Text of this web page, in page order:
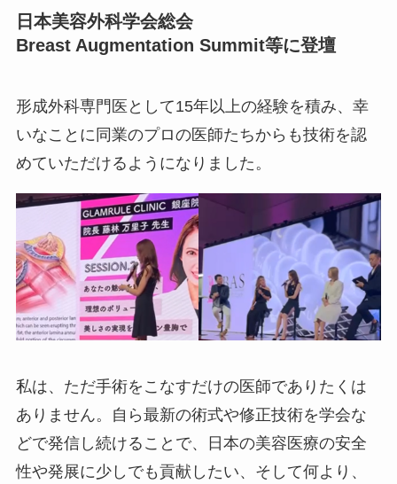
日本美容外科学会総会
Breast Augmentation Summit等に登壇
形成外科専門医として15年以上の経験を積み、幸
いなことに同業のプロの医師たちからも技術を認
めていただけるようになりました。
私は、ただ手術をこなすだけの医師でありたくは
ありません。自ら最新の術式や修正技術を学会な
どで発信し続けることで、日本の美容医療の安全
性や発展に少しでも貢献したい、そして何より、